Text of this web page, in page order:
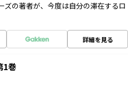
の著者が、今度は自分の滞在するロ
詳細を見る
1巻